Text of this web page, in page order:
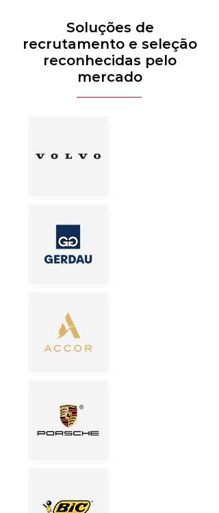
Soluções de
recrutamento e seleção
reconhecidas pelo
mercado